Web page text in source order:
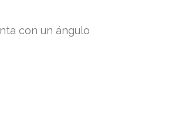
con un ángulo